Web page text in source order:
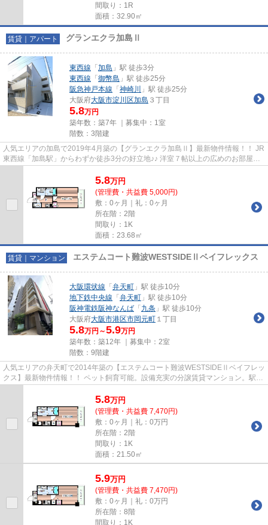
間取り：1R
面積：32.90㎡
賃貸｜アパート グランエクラ加島Ⅱ
東西線 「 加島 」駅 徒歩3分
東西線 「 御幣島 」駅 徒歩25分
阪急神戸本線 「 神崎川
」駅 徒歩25分
大阪府大阪市淀川区加島 ３丁目
5.8万円
築年数：築7年 ｜募集中： 1室
階数：3階建
人気エリアの加島で2019年4月築の【グランエクラ加島Ⅱ】最新物件情報！！ JR
東西線「加島駅」からわずか徒歩3分の好立地♪♪ 洋室７帖以上の広めのお部屋で
5.8万円
(管理費・共益費 5,000円)
敷：0ヶ月｜礼：0ヶ月
所在階：2階
間取り：1K
面積：23.68㎡
賃貸｜マンション エステムコート難波WESTSIDEⅡベイフレックス
大阪環状線 「 弁天町 」駅 徒歩10分
地下鉄中央線 「 弁天町 」駅 徒歩10分
阪神電鉄阪神なんば 「 九条 」駅 徒歩10分
大阪府大阪市港区市岡元町 １丁目
5.8万円～5.9万円
築年数：築12年 ｜募集中： 2室
階数：9階建
人気エリアの弁天町で2014年築の【エステムコート難波WESTSIDEⅡベイフレッ
クス】最新物件情報！！ ペット飼育可能。設備充実の分譲賃貸マンション。駅前
5.8万円
(管理費・共益費 7,470円)
敷：0ヶ月｜礼：0万円
所在階：2階
間取り：1K
面積：21.50㎡
5.9万円
(管理費・共益費 7,470円)
敷：0ヶ月｜礼：0万円
所在階：8階
間取り：1K